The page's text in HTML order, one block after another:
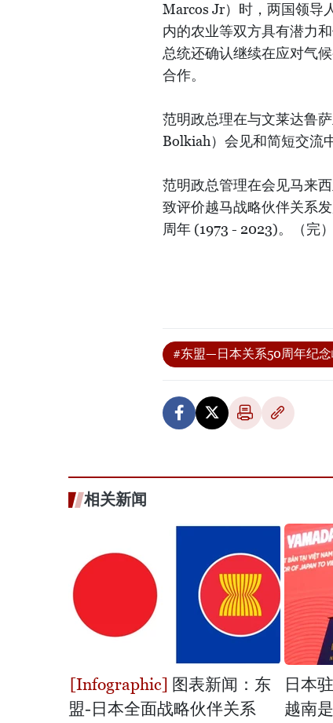
Marcos Jr）时，两国领导
内的农业等双方具有潜力
总统还确认继续在应对气
合作。
范明政总理在与文莱达鲁
Bolkiah）会见和简短交流
范明政总管理在会见马来
致评价越马战略伙伴关系
周年 (1973 - 2023)。（完）
#东盟—日本关系50周年纪念
相关新闻
图表新闻：东
盟-日本全面战略伙伴关系
日本
越南